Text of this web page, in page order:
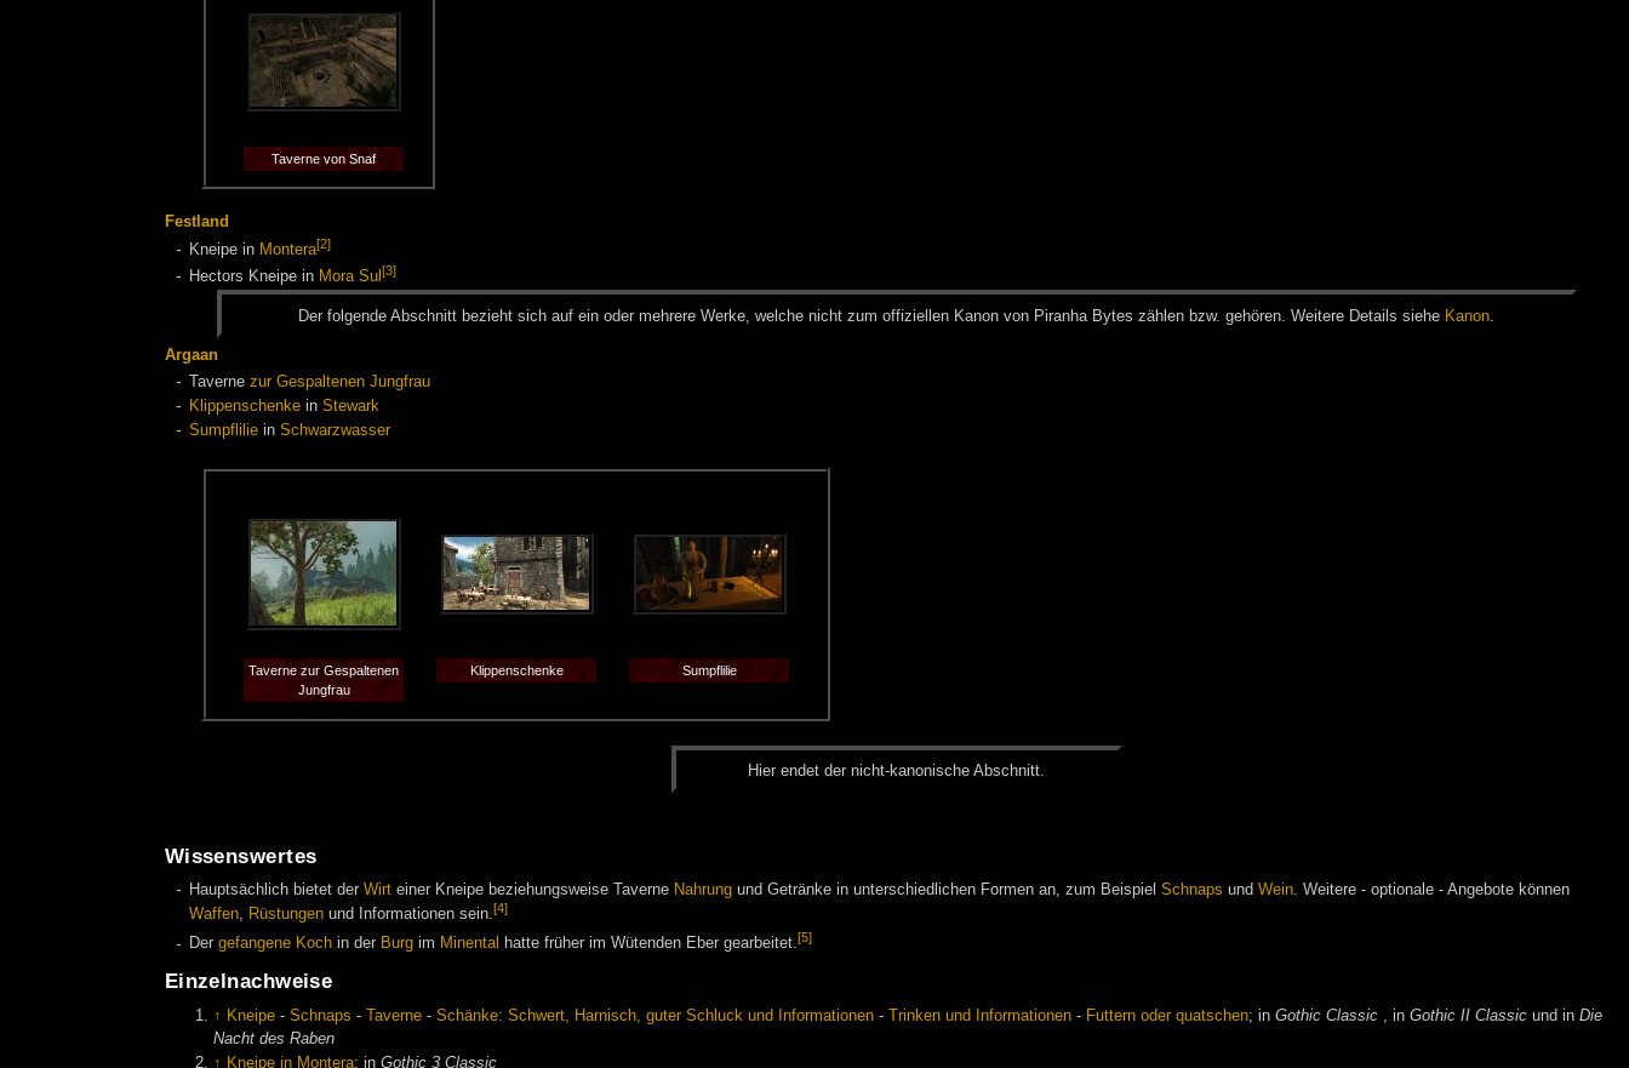
Taverne von Snaf
Festland
Kneipe in Montera[2]
Hectors Kneipe in Mora Sul [3]
Der fol­gen­de Ab­schnitt be­zieht sich auf ein oder meh­re­re Wer­ke, wel­che nicht zum of­fi­zi­el­len Ka­non von Pi­ran­ha Bytes zäh­len bzw. ge­hö­ren. Wei­te­re De­tails sie­he Ka­non
Argaan
Taverne zur Gespaltenen Jungfrau
Klippenschenke in Stewark
Sumpflilie in Schwarzwasser
Taverne zur Gespaltenen
Jungfrau
Klippenschenke Sumpflilie
Hier en­det der nicht-ka­no­ni­sche Ab­schnitt.
Wissenswertes
Hauptsächlich bietet der Wirt einer Kneipe beziehungsweise Taverne Nahrung und Getränke in unterschiedlichen Formen an, zum Beispiel Schnaps und Wein. Weitere - optionale - Angebote können
Waffen, Rüstungen und Informationen sein.[4]
Der gefangene Koch in der Burg im Minental hatte früher im Wütenden Eber gearbeitet.[5]
Einzelnachweise
↑ Kneipe -Schnaps - Taverne -Schänke: Schwert, Harnisch, guter Schluck und Informationen - Trinken und Informationen - Futtern oder quatschen; inGothic Classic , inGothic II Classic und inDie
Nacht des Raben
↑ Kneipe in Montera; inGothic 3 Classic